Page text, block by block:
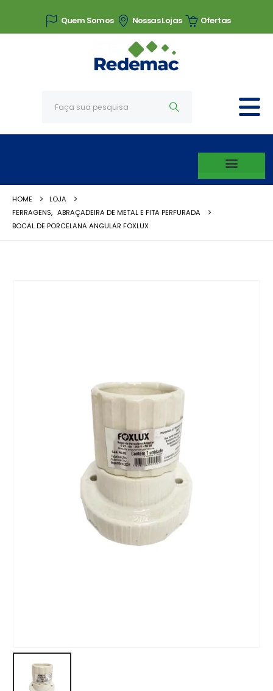
Quem Somos Nossas Lojas Ofertas
HOME
LOJA
FERRAGENS, ABRAÇADEIRA DE METAL E FITA PERFURADA
BOCAL DE PORCELANA ANGULAR FOXLUX